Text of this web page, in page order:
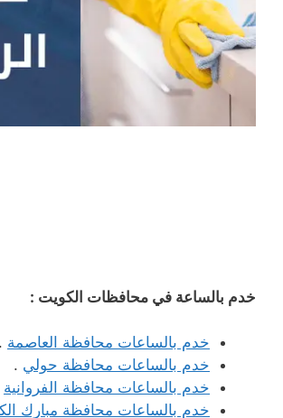
خدم بالساعة في محافظات الكويت :
خدم بالساعات محافظة العاصمة .
خدم بالساعات محافظة حولي .
خدم بالساعات محافظة الفروانية
خدم بالساعات محافظة مبارك